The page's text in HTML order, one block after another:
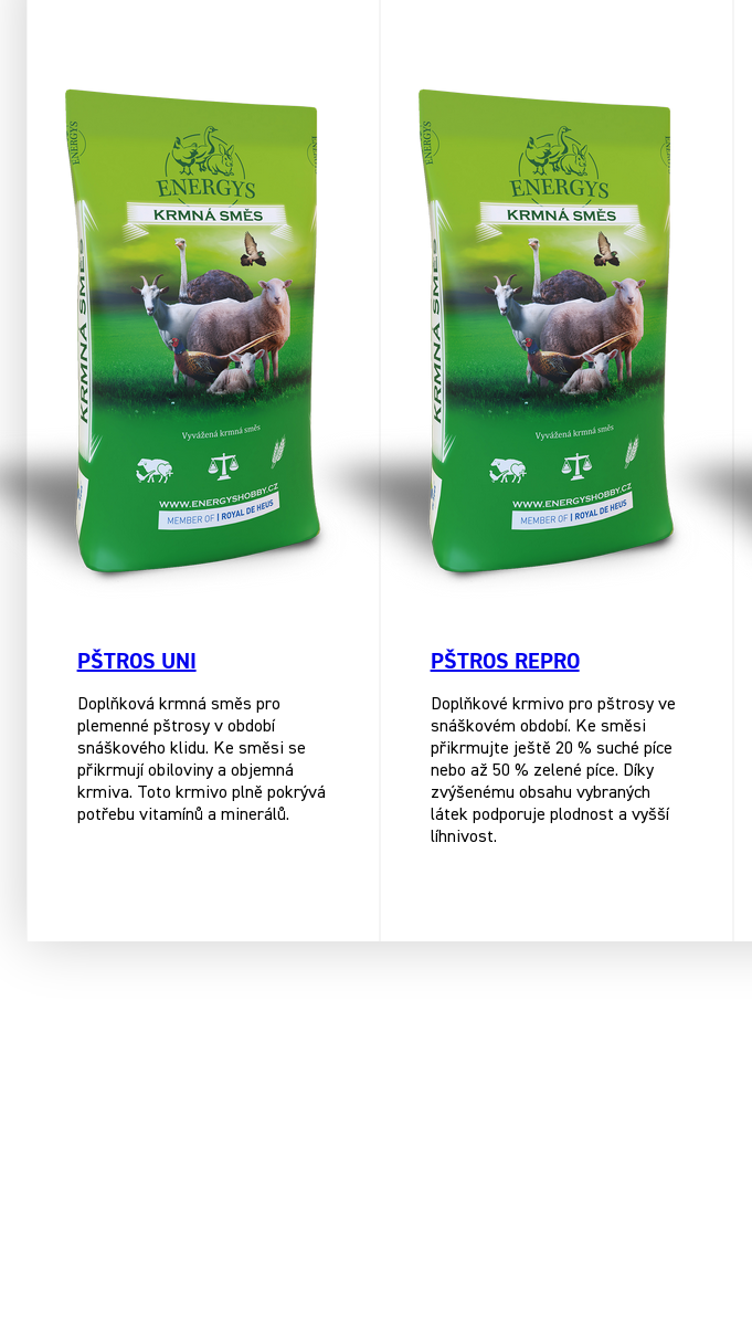
PŠTROS UNI
Doplňková krmná směs pro
plemenné pštrosy v období
snáškového klidu. Ke směsi se
přikrmují obiloviny a objemná
krmiva. Toto krmivo plně pokrývá
potřebu vitamínů a minerálů.
PŠTROS REPRO
Doplňkové krmivo pro pštrosy ve
snáškovém období. Ke směsi
přikrmujte ještě 20 % suché píce
nebo až 50 % zelené píce. Díky
zvýšenému obsahu vybraných
látek podporuje plodnost a vyšší
líhnivost.